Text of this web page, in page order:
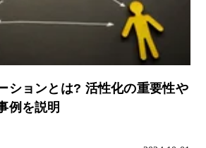
ションとは? 活性化の重要性や
例を説明